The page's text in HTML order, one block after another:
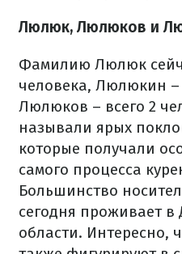
Люлюк, Люлюков и
Фамилию Люлюк
человека, Люлюкин –
Люлюков – всего 2
называли ярых
которые получали
самого процесса
Большинство
сегодня проживает в
области. Интересно,